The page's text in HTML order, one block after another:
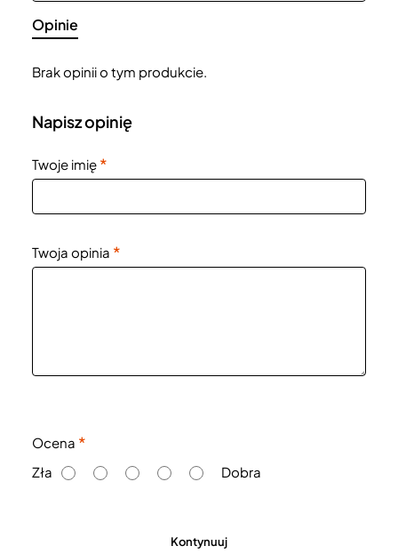
Opinie
Brak opinii o tym produkcie.
Napisz opinię
Twoje imię
Twoja opinia
O
e
Ocena
Zła
Dobra
Kontynuuj